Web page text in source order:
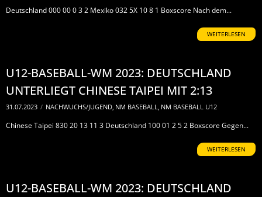
Deutschland 000 00 0 3 2 Mexiko 032 5X 10 8 1 Boxscore Nach dem...
WEITERLESEN
U12-BASEBALL-WM 2023: DEUTSCHLAND
UNTERLIEGT CHINESE TAIPEI MIT 2:13
31.07.2023 / NACHWUCHS/JUGEND, NM BASEBALL, NM BASEBALL U12
Chinese Taipei 830 20 13 11 3 Deutschland 100 01 2 5 2 Boxscore Gegen...
WEITERLESEN
U12-BASEBALL-WM 2023: DEUTSCHLAND